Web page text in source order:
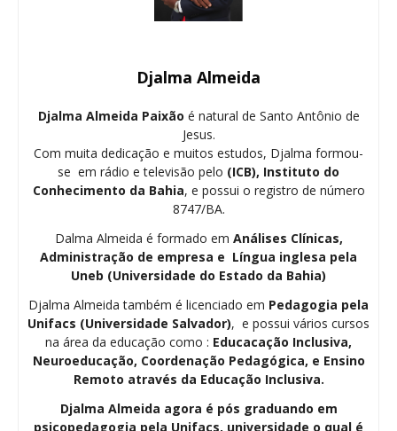
Djalma Almeida
Djalma Almeida Paixão é natural de Santo Antônio de
Jesus.
Com muita dedicação e muitos estudos, Djalma formou-
se em rádio e televisão pelo (ICB), Instituto do
Conhecimento da Bahia, e possui o registro de número
8747/BA.
Dalma Almeida é formado em Análises Clínicas,
Administração de empresa e Língua inglesa pela
Uneb (Universidade do Estado da Bahia)
Djalma Almeida também é licenciado em Pedagogia pela
Unifacs (Universidade Salvador), e possui vários cursos
na área da educação como : Educacação Inclusiva,
Neuroeducação, Coordenação Pedagógica, e Ensino
Remoto através da Educação Inclusiva.
Djalma Almeida agora é pós graduando em
psicopedagogia pela Unifacs, universidade o qual é